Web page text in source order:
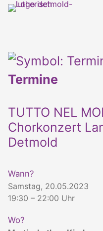
Termine
TUTTO NEL
Chorkonzert
Detmold
Wann?
Samstag, 20.05.2023
19:30 – 22:00 Uhr
Wo?